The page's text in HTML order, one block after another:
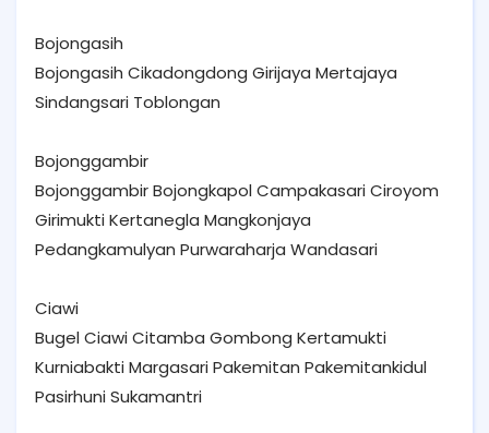
Bojongasih
Bojongasih Cikadongdong Girijaya Mertajaya
Sindangsari Toblongan
Bojonggambir
Bojonggambir Bojongkapol Campakasari Ciroyom
Girimukti Kertanegla Mangkonjaya
Pedangkamulyan Purwaraharja Wandasari
Ciawi
Bugel Ciawi Citamba Gombong Kertamukti
Kurniabakti Margasari Pakemitan Pakemitankidul
Pasirhuni Sukamantri